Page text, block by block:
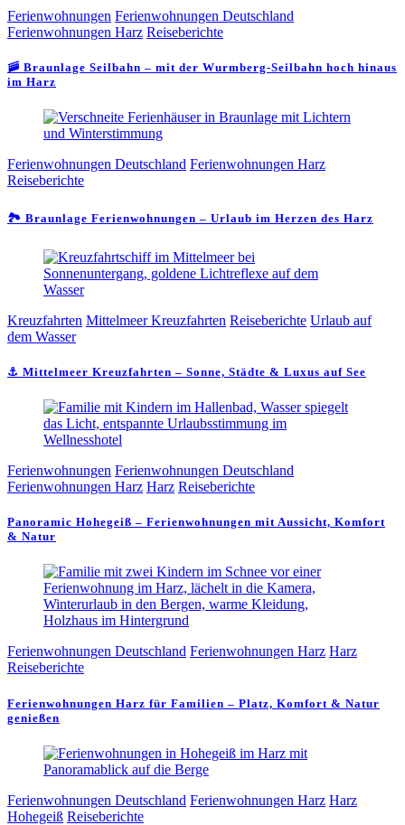
Ferienwohnungen Ferienwohnungen Deutschland
Ferienwohnungen Harz Reiseberichte
🚠 Braunlage Seilbahn – mit der Wurmberg-Seilbahn hoch hinaus
im Harz
Ferienwohnungen Deutschland Ferienwohnungen Harz
Reiseberichte
🏞️ Braunlage Ferienwohnungen – Urlaub im Herzen des Harz
Kreuzfahrten Mittelmeer Kreuzfahrten Reiseberichte Urlaub auf
dem Wasser
⚓ Mittelmeer Kreuzfahrten – Sonne, Städte & Luxus auf See
Ferienwohnungen Ferienwohnungen Deutschland
Ferienwohnungen Harz Harz Reiseberichte
Panoramic Hohegeiß – Ferienwohnungen mit Aussicht, Komfort
& Natur
Ferienwohnungen Deutschland Ferienwohnungen Harz Harz
Reiseberichte
Ferienwohnungen Harz für Familien – Platz, Komfort & Natur
genießen
Ferienwohnungen Deutschland Ferienwohnungen Harz Harz
Hohegeiß Reiseberichte